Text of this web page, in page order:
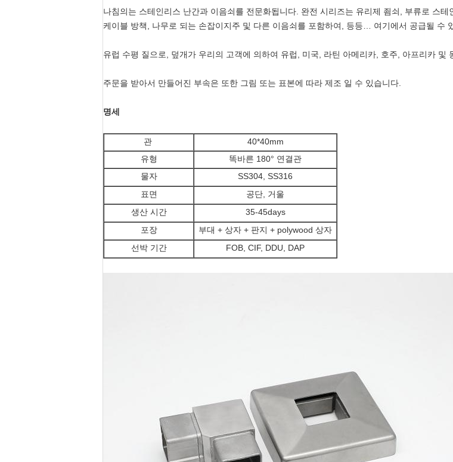
나침의는 스테인리스 난간과 이음쇠를 전문화됩니다. 완전 시리즈는 유리제 죔쇠, 부류로 스
케이블 방책, 나무로 되는 손잡이지주 및 다른 이음쇠를 포함하여, 등등… 여기에서 공급될 수
유럽 수평 질으로, 덮개가 우리의 고객에 의하여 유럽, 미국, 라틴 아메리카, 호주, 아프리카 및
주문을 받아서 만들어진 부속은 또한 그림 또는 표본에 따라 제조 일 수 있습니다.
명세
관
40*40mm
유형
똑바른 180° 연결관
물자
SS304, SS316
표면
공단, 거울
생산 시간
35-45days
포장
부대 + 상자 + 판지 + polywood 상자
선박 기간
FOB, CIF, DDU, DAP